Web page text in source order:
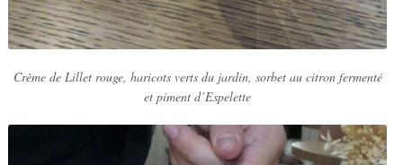
Crème de Lillet rouge, haricots verts du jardin, sorbet au citron fermenté
et piment d’Espelette